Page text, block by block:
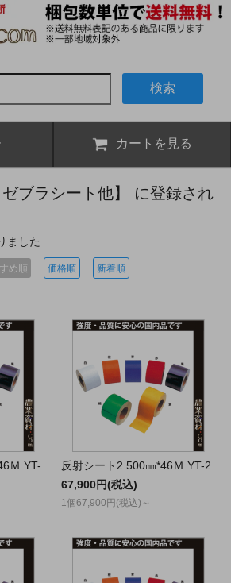
検索
カートを見る
ゼブラシート他】 に登録され
ました
め順 価格順 新着順
Ｍ YT-
反射シート2 500㎜*46Ｍ YT-2
67,900円(税込)
1個67,900円(税込)～